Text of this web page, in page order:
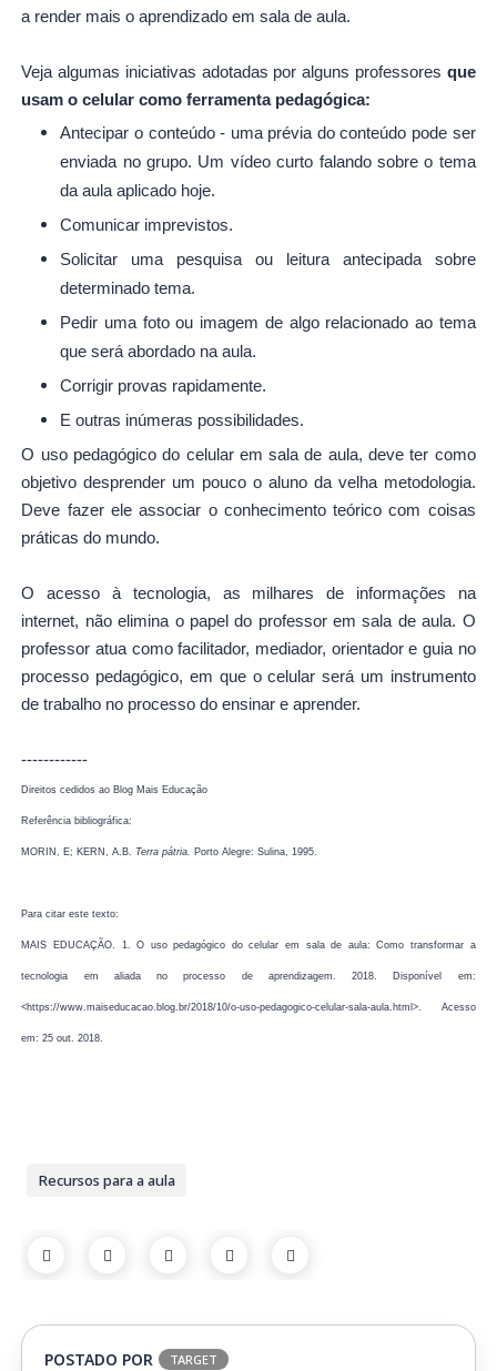
a render mais o aprendizado em sala de aula.
Veja algumas iniciativas adotadas por alguns professores que
usam o celular como ferramenta pedagógica:
Antecipar o conteúdo - uma prévia do conteúdo pode ser
enviada no grupo. Um vídeo curto falando sobre o tema
da aula aplicado hoje.
Comunicar imprevistos.
Solicitar uma pesquisa ou leitura antecipada sobre
determinado tema.
Pedir uma foto ou imagem de algo relacionado ao tema
que será abordado na aula.
Corrigir provas rapidamente.
E outras inúmeras possibilidades.
O uso pedagógico do celular em sala de aula, deve ter como
objetivo desprender um pouco o aluno da velha metodologia.
Deve fazer ele associar o conhecimento teórico com coisas
práticas do mundo.
O acesso à tecnologia, as milhares de informações na
internet, não elimina o papel do professor em sala de aula. O
professor atua como facilitador, mediador, orientador e guia no
processo pedagógico, em que o celular será um instrumento
de trabalho no processo do ensinar e aprender.
------------
Direitos cedidos ao Blog Mais Educação
Referência bibliográfica:
MORIN, E; KERN, A.B. Terra pátria. Porto Alegre: Sulina, 1995.
Para citar este texto:
MAIS EDUCAÇÃO. 1. O uso pedagógico do celular em sala de aula: Como transformar a
tecnologia em aliada no processo de aprendizagem. 2018. Disponível em:
<https://www.maiseducacao.blog.br/2018/10/o-uso-pedagogico-celular-sala-aula.html>. Acesso
em: 25 out. 2018.
Recursos para a aula
POSTADO POR TARGET